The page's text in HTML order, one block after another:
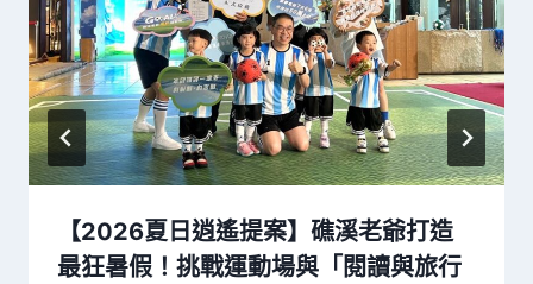
【2026夏日逍遙提案】礁溪老爺打造
最狂暑假！挑戰運動場與「閱讀與旅行